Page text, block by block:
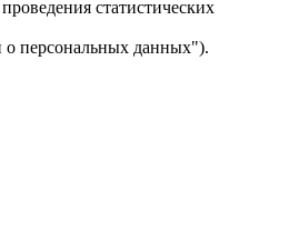
статистических
о персональных данных").